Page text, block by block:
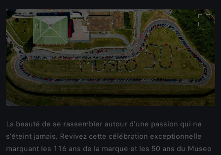
La beauté de se rassembler autour d’une passion qui ne
s’éteint jamais. Revivez cette célébration exceptionnelle
marquant les 116 ans de la marque et les 50 ans du Museo